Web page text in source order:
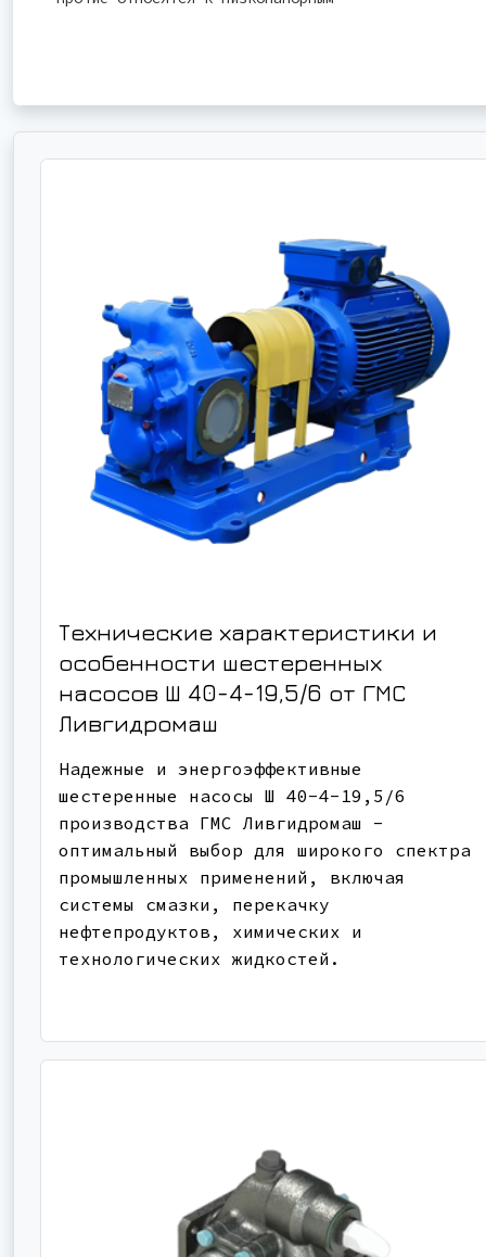
Технические характеристики и
особенности шестеренных
насосов Ш 40-4-19,5/6 от ГМС
Ливгидромаш
Надежные и энергоэффективные
шестеренные насосы Ш 40-4-19,5/6
производства ГМС Ливгидромаш -
оптимальный выбор для широкого спектра
промышленных применений, включая
системы смазки, перекачку
нефтепродуктов, химических и
технологических жидкостей.